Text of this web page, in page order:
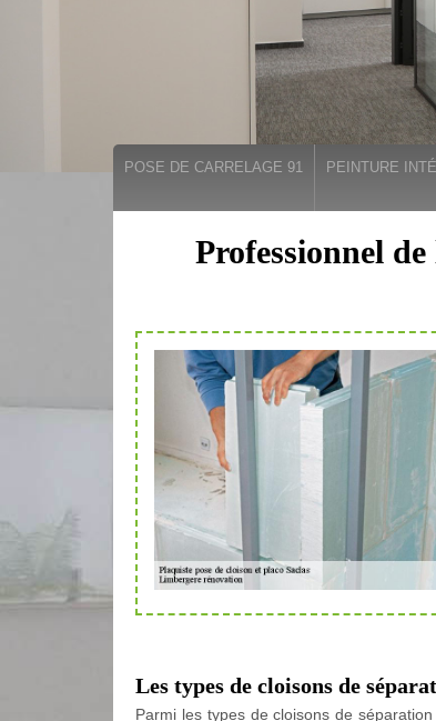
POSE DE CARRELAGE 91 PEINTURE
Professionnel de
Les types de cloisons de
Parmi les types de cloisons de